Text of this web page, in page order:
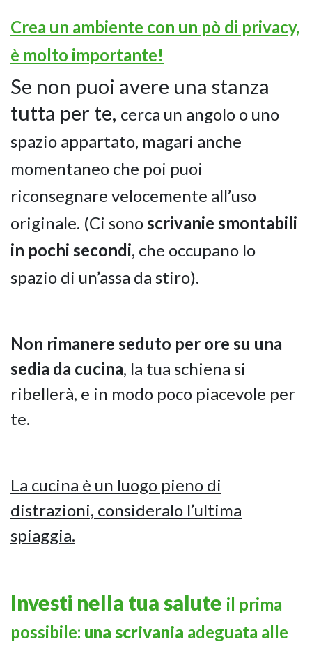
Crea un ambiente con un pò di privacy,
è molto importante!
Se non puoi avere una stanza
tutta per te, cerca un angolo o uno
spazio appartato, magari anche
momentaneo che poi puoi
riconsegnare velocemente all’uso
originale. (Ci sono scrivanie smontabili
in pochi secondi, che occupano lo
spazio di un’assa da stiro).
Non rimanere seduto per ore su una
sedia da cucina, la tua schiena si
ribellerà, e in modo poco piacevole per
te.
La cucina è un luogo pieno di
distrazioni, consideralo l’ultima
spiaggia.
Investi nella tua salute il prima
possibile: una scrivania adeguata alle